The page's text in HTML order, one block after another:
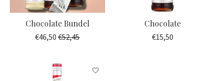
Chocolate Bundel
€46,50 €52,45
Chocolate
€15,50